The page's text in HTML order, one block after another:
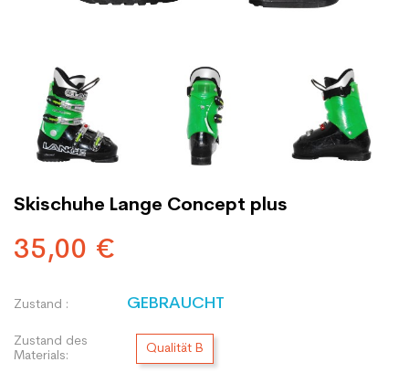
Skischuhe Lange Concept plus
35,00 €
Zustand : GEBRAUCHT
Zustand des
Materials:
Qualität B